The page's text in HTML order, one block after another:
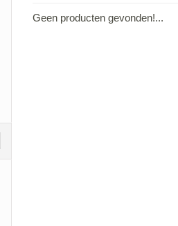
Geen producten gevonden!...